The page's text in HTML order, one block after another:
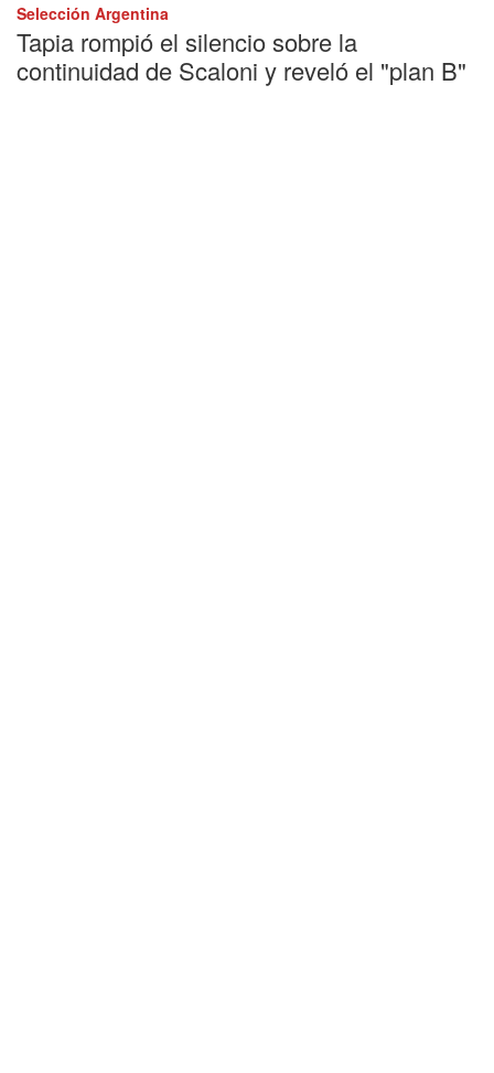
Selección Argentina
Tapia rompió el silencio sobre la
continuidad de Scaloni y reveló el "plan B"